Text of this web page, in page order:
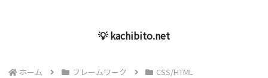
💡 kachibito.net
ホーム フレームワーク CSS/HTML